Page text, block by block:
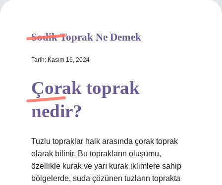
Hakkımızda
Sodik Toprak Ne Demek
Tarih: Kasım 16, 2024
Çorak toprak
nedir?
Tuzlu topraklar halk arasında çorak toprak
olarak bilinir. Bu toprakların oluşumu,
özellikle kurak ve yarı kurak iklimlere sahip
bölgelerde, suda çözünen tuzların toprakta